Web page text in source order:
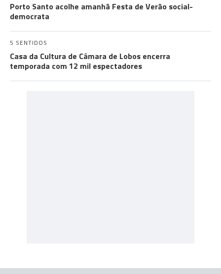
Porto Santo acolhe amanhã Festa de Verão social-
democrata
5 SENTIDOS
Casa da Cultura de Câmara de Lobos encerra
temporada com 12 mil espectadores